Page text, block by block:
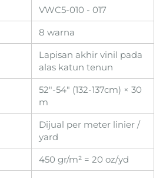
VWC5-010 - 017
8 warna
Lapisan akhir vinil pada
alas katun tenun
52"-54" (132-137cm) × 30
m
Dijual per meter linier /
yard
450 gr/m² = 20 oz/yd